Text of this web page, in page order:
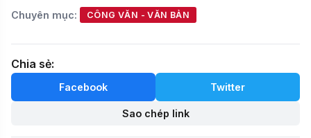
Chuyên mục: CÔNG VĂN - VĂN BẢN
Chia sẻ:
Facebook Twitter
Sao chép link